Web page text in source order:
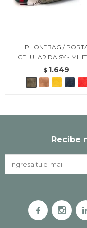
PHONEBAG /
CELULAR DAISY -
$ 1.649
Recibe
 